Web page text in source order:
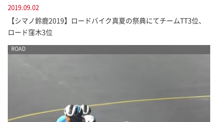
2019.09.02
【シマノ鈴鹿2019】ロードバイク真夏の祭典にてチームTT3位、
ロード窪木3位
ROAD